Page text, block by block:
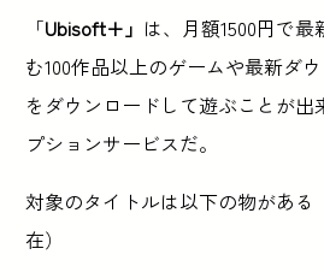
「Ubisoft+」 は、月額1500円で
む100作品以上のゲームや最新ダ
をダウンロードして遊ぶことが出
プションサービスだ。
対象のタイトルは以下の物がある
在）